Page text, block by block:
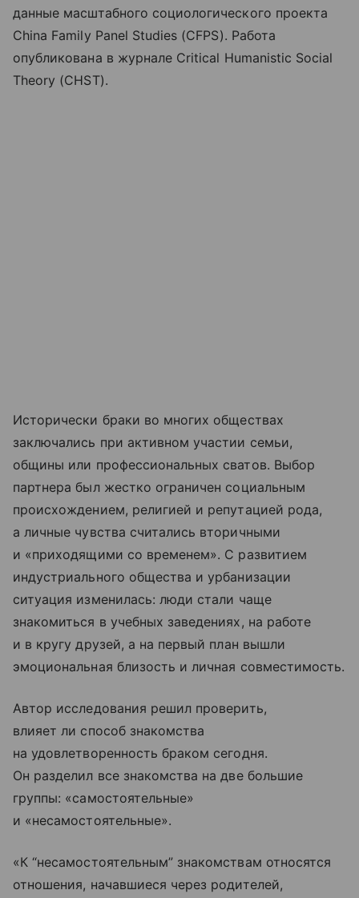
данные масштабного социологического проекта
China Family Panel Studies (CFPS). Работа
опубликована в журнале Critical Humanistic Social
Theory (CHST).
Исторически браки во многих обществах
заключались при активном участии семьи,
общины или профессиональных сватов. Выбор
партнера был жестко ограничен социальным
происхождением, религией и репутацией рода,
а личные чувства считались вторичными
и «приходящими со временем». С развитием
индустриального общества и урбанизации
ситуация изменилась: люди стали чаще
знакомиться в учебных заведениях, на работе
и в кругу друзей, а на первый план вышли
эмоциональная близость и личная совместимость.
Автор исследования решил проверить,
влияет ли способ знакомства
на удовлетворенность браком сегодня.
Он разделил все знакомства на две большие
группы: «самостоятельные»
и «несамостоятельные».
«К “несамостоятельным” знакомствам относятся
отношения, начавшиеся через родителей,